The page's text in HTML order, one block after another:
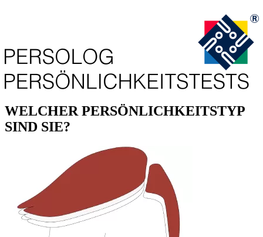
WELCHER PERSÖNLICHKEITSTYP
SIND SIE?